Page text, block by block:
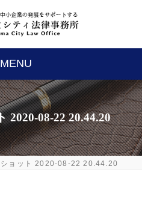
MENU
2020-08-22 20.44.20
ショット 2020-08-22 20.44.20